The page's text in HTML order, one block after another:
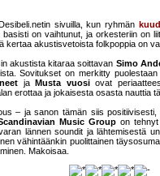
sivuilla, kun ryhmän
on vaihtunut, ja orkesteriin on
kertaa akustisvetoista folkpoppia on
akustista kitaraa soittavan Simo
Sovitukset on merkitty
ja Musta vuosiovat
erottaa ja jokaisesta osasta nauttia
– ja sanon tämän siis
Music Group on
lännen soundit ja lähtemisestä
vähintäänkin puolittainen
Makoisaa.